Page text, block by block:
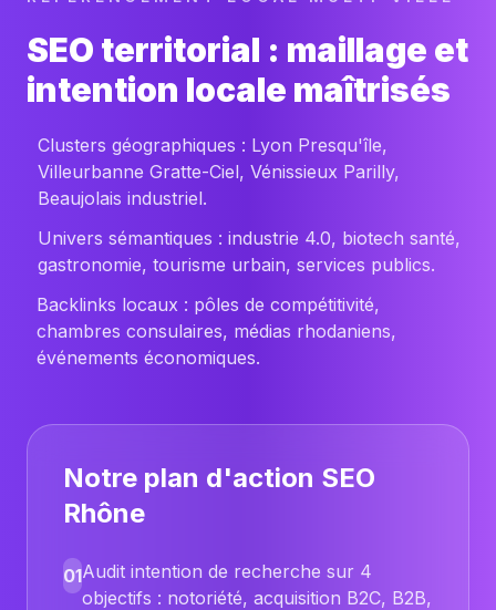
SEO territorial : maillage et
intention locale maîtrisés
Clusters géographiques : Lyon Presqu'île,
Villeurbanne Gratte-Ciel, Vénissieux Parilly,
Beaujolais industriel.
Univers sémantiques : industrie 4.0, biotech santé,
gastronomie, tourisme urbain, services publics.
Backlinks locaux : pôles de compétitivité,
chambres consulaires, médias rhodaniens,
événements économiques.
Notre plan d'action SEO
Rhône
01Audit intention de recherche sur 4
objectifs : notoriété, acquisition B2C, B2B,